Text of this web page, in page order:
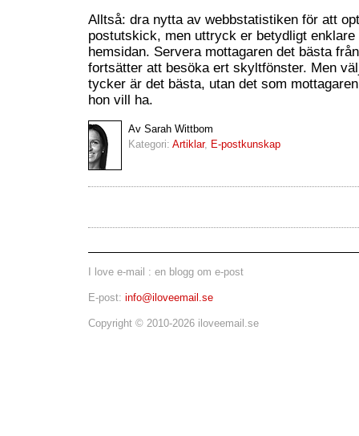
Alltså: dra nytta av webbstatistiken för att
postutskick, men uttryck er betydligt enklare
hemsidan. Servera mottagaren det bästa
fortsätter att besöka ert skyltfönster. Men
tycker är det bästa, utan det som
hon vill ha.
Av Sarah Wittbom
Kategori: Artiklar, E-postkunskap
I love e-mail : en blogg om e-post
E-post: info@iloveemail.se
Copyright © 2010-2026 iloveemail.se